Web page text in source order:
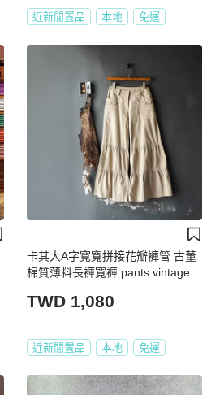
近新閒置品 本地 免運
卡其大A字寬寬拼接花瓣褲管 古董
棉質薄料長褲寬褲 pants vintage
TWD 1,080
近新閒置品 本地 免運